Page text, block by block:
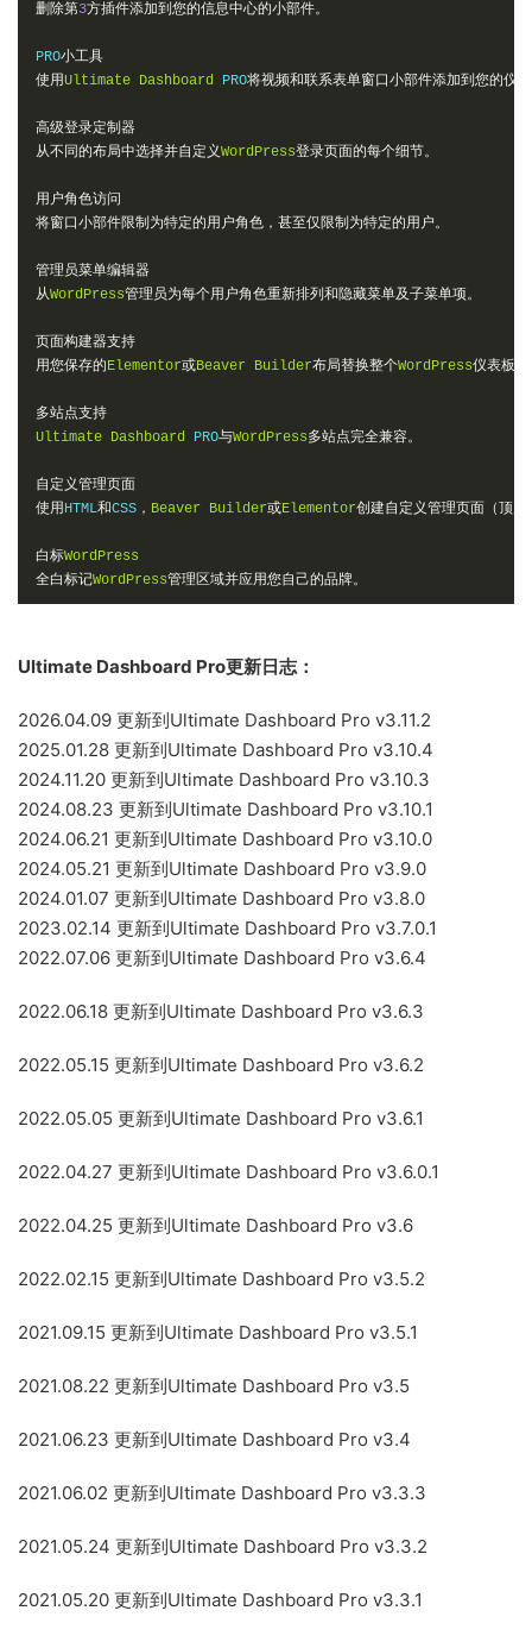
删除第3方插件添加到您的信息中心的小部件。
PRO小工具
使用Ultimate Dashboard PRO将视频和联系表单窗口小部件添加到您的仪
高级登录定制器
从不同的布局中选择并自定义WordPress登录页面的每个细节。
用户角色访问
将窗口小部件限制为特定的用户角色，甚至仅限制为特定的用户。
管理员菜单编辑器
从WordPress管理员为每个用户角色重新排列和隐藏菜单及子菜单项。
页面构建器支持
用您保存的Elementor或Beaver Builder布局替换整个WordPress仪表板
多站点支持
Ultimate Dashboard PRO与WordPress多站点完全兼容。
自定义管理页面
使用HTML和CSS ， Beaver Builder或Elementor创建自定义管理页面（顶层
白标WordPress
全白标记WordPress管理区域并应用您自己的品牌。
Ultimate Dashboard Pro更新日志：
2026.04.09 更新到Ultimate Dashboard Pro v3.11.2
2025.01.28 更新到Ultimate Dashboard Pro v3.10.4
2024.11.20 更新到Ultimate Dashboard Pro v3.10.3
2024.08.23 更新到Ultimate Dashboard Pro v3.10.1
2024.06.21 更新到Ultimate Dashboard Pro v3.10.0
2024.05.21 更新到Ultimate Dashboard Pro v3.9.0
2024.01.07 更新到Ultimate Dashboard Pro v3.8.0
2023.02.14 更新到Ultimate Dashboard Pro v3.7.0.1
2022.07.06 更新到Ultimate Dashboard Pro v3.6.4
2022.06.18 更新到Ultimate Dashboard Pro v3.6.3
2022.05.15 更新到Ultimate Dashboard Pro v3.6.2
2022.05.05 更新到Ultimate Dashboard Pro v3.6.1
2022.04.27 更新到Ultimate Dashboard Pro v3.6.0.1
2022.04.25 更新到Ultimate Dashboard Pro v3.6
2022.02.15 更新到Ultimate Dashboard Pro v3.5.2
2021.09.15 更新到Ultimate Dashboard Pro v3.5.1
2021.08.22 更新到Ultimate Dashboard Pro v3.5
2021.06.23 更新到Ultimate Dashboard Pro v3.4
2021.06.02 更新到Ultimate Dashboard Pro v3.3.3
2021.05.24 更新到Ultimate Dashboard Pro v3.3.2
2021.05.20 更新到Ultimate Dashboard Pro v3.3.1